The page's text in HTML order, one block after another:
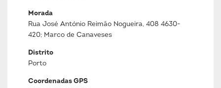
Morada
Rua José António Reimão Nogueira, 408 4630-
420; Marco de Canaveses
Distrito
Porto
Coordenadas GPS